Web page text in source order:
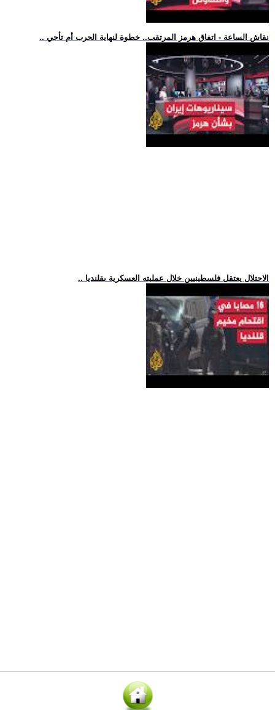
.. نقاش الساعة - اتفاق هرمز المرتقب.. خطوة لنهاية الحرب أم تأجي
.. الاحتلال يعتقل فلسطينيين خلال عمليته العسكرية بقلنديا